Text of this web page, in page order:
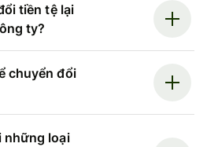
tiền tệ lại
ty?
chuyển đổi
những loại